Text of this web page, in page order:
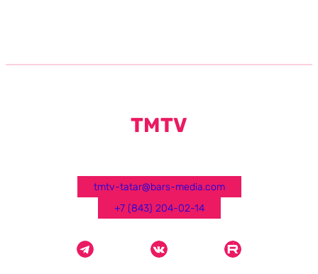
TMTV
tmtv-tatar@bars-media.com
+7 (843) 204-02-14